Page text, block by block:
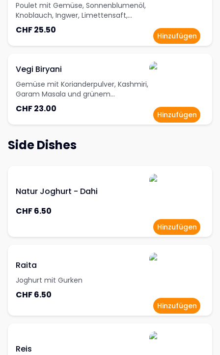
Poulet mit Gemüse, Sonnenblumenöl,
Knoblauch, Ingwer, Limettensaft,
Garam Masala, Kurkuma und grünem
Kardamom
CHF 25.50
Hinzufügen
Vegi Biryani
Gemüse mit Korianderpulver, Kashmiri,
Garam Masala und grünem
Kardamom
CHF 23.00
Hinzufügen
Side Dishes
Natur Joghurt - Dahi
CHF 6.50
Hinzufügen
Raita
Joghurt mit Gurken
CHF 6.50
Hinzufügen
Reis